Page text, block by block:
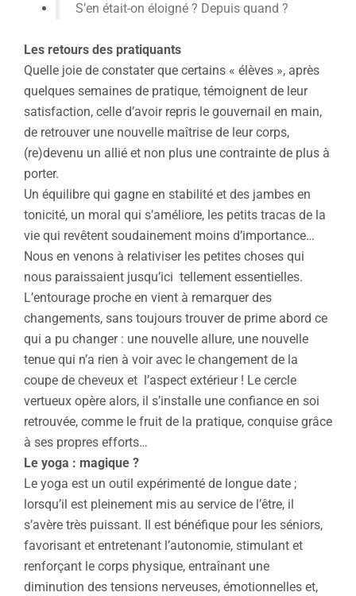
S’en était-on éloigné ? Depuis quand ?
Les retours des pratiquants
Quelle joie de constater que certains « élèves », après
quelques semaines de pratique, témoignent de leur
satisfaction, celle d’avoir repris le gouvernail en main,
de retrouver une nouvelle maîtrise de leur corps,
(re)devenu un allié et non plus une contrainte de plus à
porter.
Un équilibre qui gagne en stabilité et des jambes en
tonicité, un moral qui s’améliore, les petits tracas de la
vie qui revêtent soudainement moins d’importance…
Nous en venons à relativiser les petites choses qui
nous paraissaient jusqu’ici tellement essentielles.
L’entourage proche en vient à remarquer des
changements, sans toujours trouver de prime abord ce
qui a pu changer : une nouvelle allure, une nouvelle
tenue qui n’a rien à voir avec le changement de la
coupe de cheveux et l’aspect extérieur ! Le cercle
vertueux opère alors, il s’installe une confiance en soi
retrouvée, comme le fruit de la pratique, conquise grâce
à ses propres efforts…
Le yoga : magique ?
Le yoga est un outil expérimenté de longue date ;
lorsqu’il est pleinement mis au service de l’être, il
s’avère très puissant. Il est bénéfique pour les séniors,
favorisant et entretenant l’autonomie, stimulant et
renforçant le corps physique, entraînant une
diminution des tensions nerveuses, émotionnelles et,